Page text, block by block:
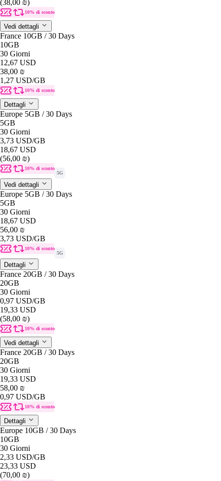
(38,00 ₪)
10% di sconto
Vedi dettagli
France 10GB / 30 Days
10GB
30 Giorni
12,67 USD
38,00 ₪
1,27 USD/GB
10% di sconto
Dettagli
Europe 5GB / 30 Days
5GB
30 Giorni
3,73 USD/GB
18,67 USD
(56,00 ₪)
10% di sconto
5G
Vedi dettagli
Europe 5GB / 30 Days
5GB
30 Giorni
18,67 USD
56,00 ₪
3,73 USD/GB
10% di sconto
5G
Dettagli
France 20GB / 30 Days
20GB
30 Giorni
0,97 USD/GB
19,33 USD
(58,00 ₪)
10% di sconto
Vedi dettagli
France 20GB / 30 Days
20GB
30 Giorni
19,33 USD
58,00 ₪
0,97 USD/GB
10% di sconto
Dettagli
Europe 10GB / 30 Days
10GB
30 Giorni
2,33 USD/GB
23,33 USD
(70,00 ₪)